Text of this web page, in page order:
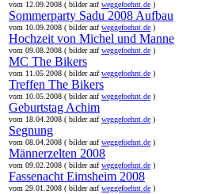
vom 12.09.2008 ( bilder aufweggefoehnt.de )
Sommerparty Sadu 2008 Aufbau
vom 10.09.2008 ( bilder aufweggefoehnt.de )
Hochzeit von Michel und Manne
vom 09.08.2008 ( bilder aufweggefoehnt.de )
MC The Bikers
vom 11.05.2008 ( bilder aufweggefoehnt.de )
Treffen The Bikers
vom 10.05.2008 ( bilder aufweggefoehnt.de )
Geburtstag Achim
vom 18.04.2008 ( bilder aufweggefoehnt.de )
Segnung
vom 08.04.2008 ( bilder aufweggefoehnt.de )
Männerzelten 2008
vom 09.02.2008 ( bilder aufweggefoehnt.de )
Fassenacht Eimsheim 2008
vom 29.01.2008 ( bilder aufweggefoehnt.de )